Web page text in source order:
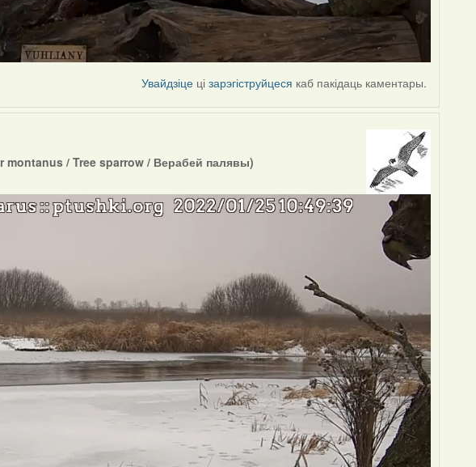
Увайдзіце цізарэгіструйцеся каб пакідаць каментары.
montanus / Tree sparrow / Верабей палявы)